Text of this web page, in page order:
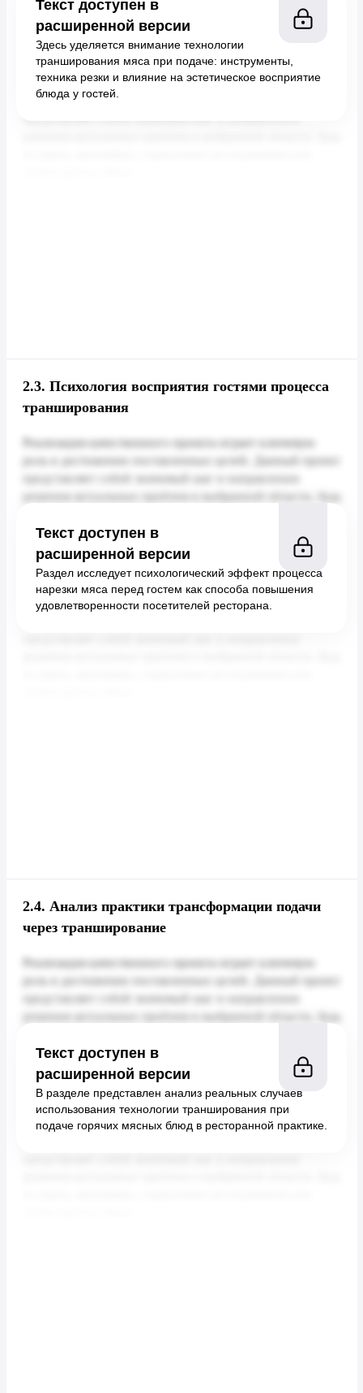
Текст доступен в
расширенной версии
Здесь уделяется внимание технологии
транширования мяса при подаче: инструменты,
техника резки и влияние на эстетическое восприятие
блюда у гостей.
2.3. Психология восприятия гостями процесса
транширования
Текст доступен в
расширенной версии
Раздел исследует психологический эффект процесса
нарезки мяса перед гостем как способа повышения
удовлетворенности посетителей ресторана.
2.4. Анализ практики трансформации подачи
через транширование
Текст доступен в
расширенной версии
В разделе представлен анализ реальных случаев
использования технологии транширования при
подаче горячих мясных блюд в ресторанной практике.